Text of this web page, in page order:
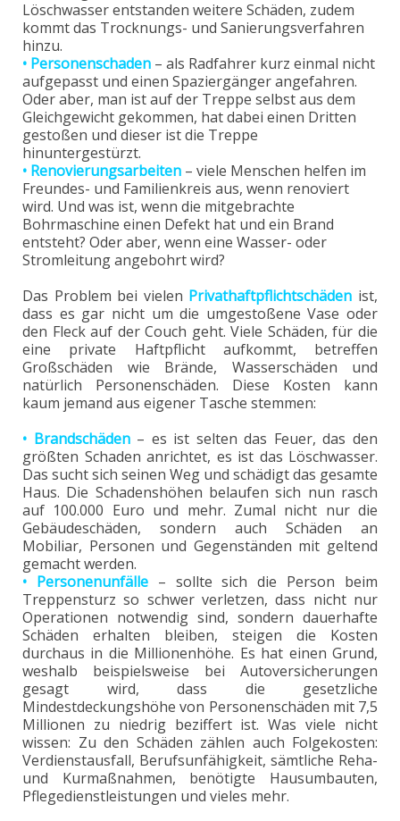
Löschwasser entstanden weitere Schäden, zudem
kommt das Trocknungs- und Sanierungsverfahren
hinzu.
• Personenschaden – als Radfahrer kurz einmal nicht
aufgepasst und einen Spaziergänger angefahren.
Oder aber, man ist auf der Treppe selbst aus dem
Gleichgewicht gekommen, hat dabei einen Dritten
gestoßen und dieser ist die Treppe
hinuntergestürzt.
• Renovierungsarbeiten – viele Menschen helfen im
Freundes- und Familienkreis aus, wenn renoviert
wird. Und was ist, wenn die mitgebrachte
Bohrmaschine einen Defekt hat und ein Brand
entsteht? Oder aber, wenn eine Wasser- oder
Stromleitung angebohrt wird?
Das Problem bei vielen Privathaftpflichtschäden ist,
dass es gar nicht um die umgestoßene Vase oder
den Fleck auf der Couch geht. Viele Schäden, für die
eine private Haftpflicht aufkommt, betreffen
Großschäden wie Brände, Wasserschäden und
natürlich Personenschäden. Diese Kosten kann
kaum jemand aus eigener Tasche stemmen:
• Brandschäden– es ist selten das Feuer, das den
größten Schaden anrichtet, es ist das Löschwasser.
Das sucht sich seinen Weg und schädigt das gesamte
Haus. Die Schadenshöhen belaufen sich nun rasch
auf 100.000 Euro und mehr. Zumal nicht nur die
Gebäudeschäden, sondern auch Schäden an
Mobiliar, Personen und Gegenständen mit geltend
gemacht werden.
• Personenunfälle– sollte sich die Person beim
Treppensturz so schwer verletzen, dass nicht nur
Operationen notwendig sind, sondern dauerhafte
Schäden erhalten bleiben, steigen die Kosten
durchaus in die Millionenhöhe. Es hat einen Grund,
weshalb beispielsweise bei Autoversicherungen
gesagt wird, dass die gesetzliche
Mindestdeckungshöhe von Personenschäden mit 7,5
Millionen zu niedrig beziffert ist. Was viele nicht
wissen: Zu den Schäden zählen auch Folgekosten:
Verdienstausfall, Berufsunfähigkeit, sämtliche Reha-
und Kurmaßnahmen, benötigte Hausumbauten,
Pflegedienstleistungen und vieles mehr.